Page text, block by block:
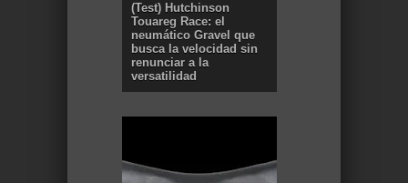
(Test) Hutchinson
Touareg Race: el
neumático Gravel que
busca la velocidad sin
renunciar a la
versatilidad